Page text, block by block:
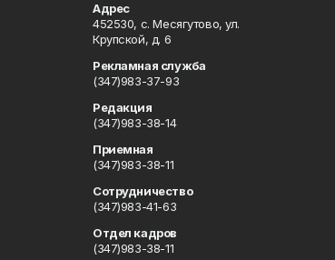
Адрес
452530, с. Месягутово, ул.
Крупской, д. 6
Рекламная служба
(347)983-37-93
Редакция
(347)983-38-14
Приемная
(347)983-38-11
Сотрудничество
(347)983-41-63
Отдел кадров
(347)983-38-11